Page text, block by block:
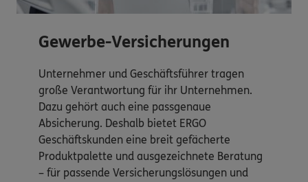
Gewerbe-Versicherungen
Unternehmer und Geschäftsführer tragen
große Verantwortung für ihr Unternehmen.
Dazu gehört auch eine passgenaue
Absicherung. Deshalb bietet ERGO
Geschäftskunden eine breit gefächerte
Produktpalette und ausgezeichnete Beratung
– für passende Versicherungslösungen und